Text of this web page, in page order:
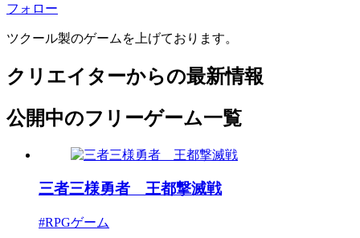
フォロー
ツクール製のゲームを上げております。
クリエイターからの最新情報
公開中のフリーゲーム一覧
三者三様勇者 王都撃滅戦
#RPGゲーム